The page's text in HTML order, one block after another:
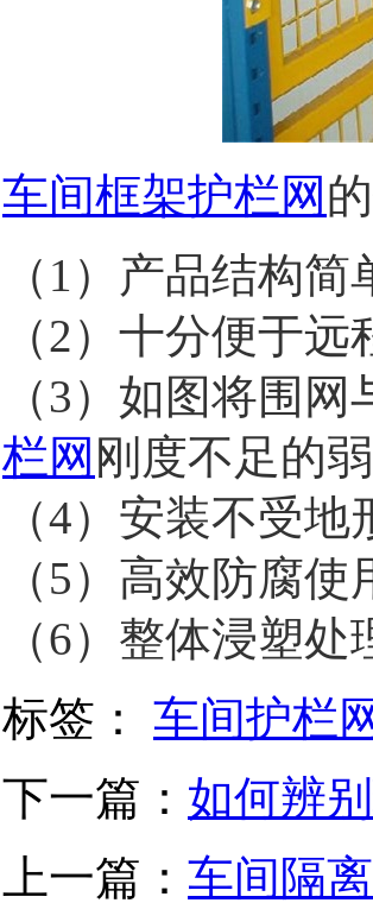
车间框架护栏网
（1）产品结构
（2）十分便于远
（3）如图将围
栏网 刚度不足的
（4）安装不受
（5）高效防腐
（6）整体浸塑
标签： 车间护栏
下一篇： 如何辨
上一篇： 车间隔